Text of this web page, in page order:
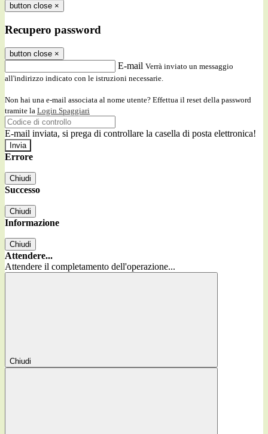
button close ×
Recupero password
button close ×
E-mail Verrà inviato un messaggio
all'indirizzo indicato con le istruzioni necessarie.
Non hai una e-mail associata al nome utente? Effettua il reset della password
tramite la Login Spaggiari
E-mail inviata, si prega di controllare la casella di posta elettronica!
Errore
Chiudi
Successo
Chiudi
Informazione
Chiudi
Attendere...
Attendere il completamento dell'operazione...
Chiudi